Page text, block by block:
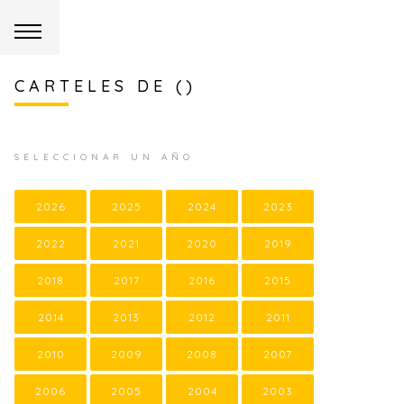
CARTELES DE ()
SELECCIONAR UN AÑO
2026 2025 2024 2023
2022 2021 2020 2019
2018 2017 2016 2015
2014 2013 2012 2011
2010 2009 2008 2007
2006 2005 2004 2003